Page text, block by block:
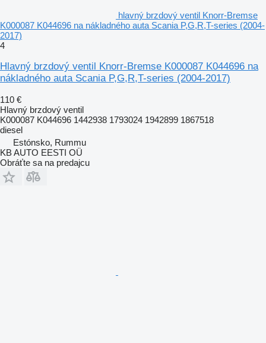
hlavný brzdový ventil Knorr-Bremse
K000087 K044696 na nákladného auta Scania P,G,R,T-series (2004-
2017)
4
Hlavný brzdový ventil Knorr-Bremse K000087 K044696 na
nákladného auta Scania P,G,R,T-series (2004-2017)
110 €
Hlavný brzdový ventil
K000087 K044696 1442938 1793024 1942899 1867518
diesel
Estónsko, Rummu
KB AUTO EESTI OÜ
Obráťte sa na predajcu